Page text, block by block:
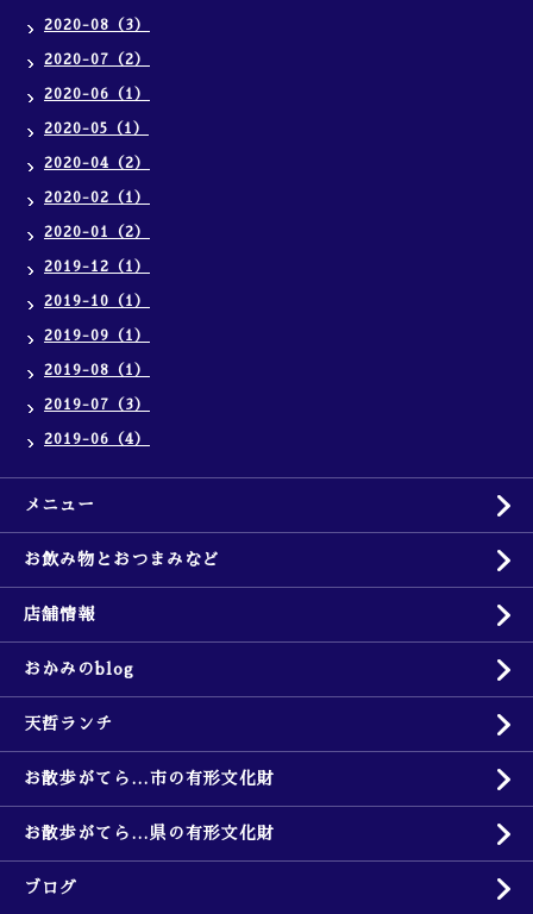
2020-08（3）
2020-07（2）
2020-06（1）
2020-05（1）
2020-04（2）
2020-02（1）
2020-01（2）
2019-12（1）
2019-10（1）
2019-09（1）
2019-08（1）
2019-07（3）
2019-06（4）
メニュー
お飲み物とおつまみなど
店舗情報
おかみのblog
天哲ランチ
お散歩がてら…市の有形文化財
お散歩がてら…県の有形文化財
ブログ